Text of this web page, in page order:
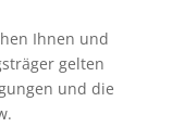
Ihnen und
gelten
und die